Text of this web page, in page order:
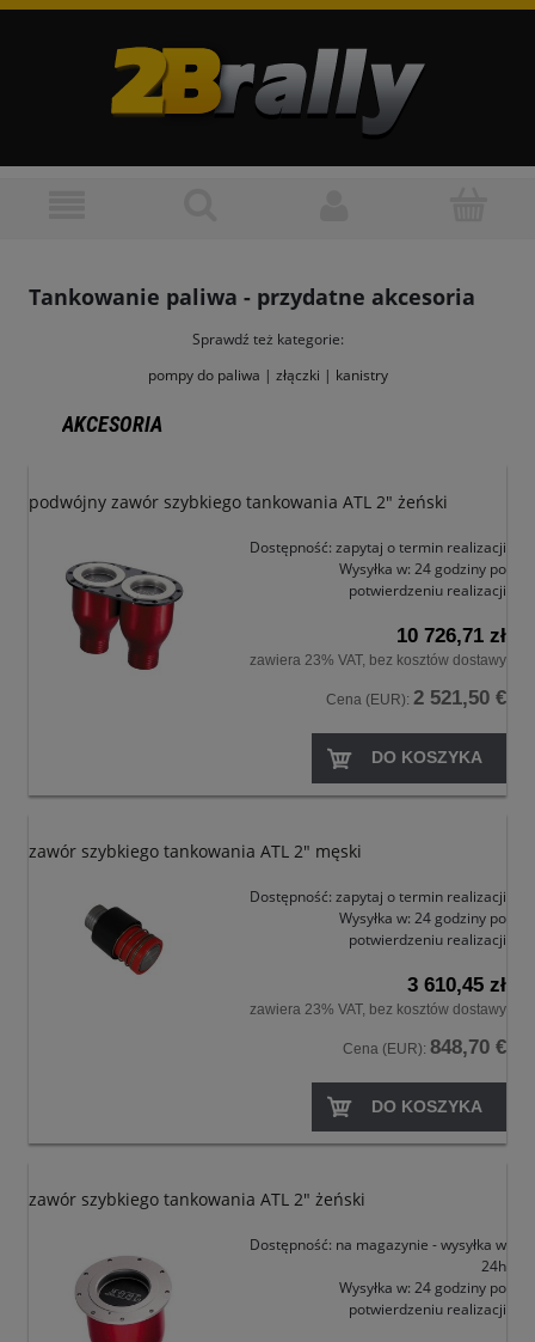
Tankowanie paliwa - przydatne akcesoria
Sprawdź też kategorie:
pompy do paliwa | złączki | kanistry
AKCESORIA
podwójny zawór szybkiego tankowania ATL 2" żeński
Dostępność: zapytaj o termin realizacji
Wysyłka w: 24 godziny po
potwierdzeniu realizacji
10 726,71 zł
zawiera 23% VAT, bez kosztów dostawy
Cena (EUR): 2 521,50 €
DO KOSZYKA
zawór szybkiego tankowania ATL 2" męski
Dostępność: zapytaj o termin realizacji
Wysyłka w: 24 godziny po
potwierdzeniu realizacji
3 610,45 zł
zawiera 23% VAT, bez kosztów dostawy
Cena (EUR): 848,70 €
DO KOSZYKA
zawór szybkiego tankowania ATL 2" żeński
Dostępność: na magazynie - wysyłka w
24h
Wysyłka w: 24 godziny po
potwierdzeniu realizacji